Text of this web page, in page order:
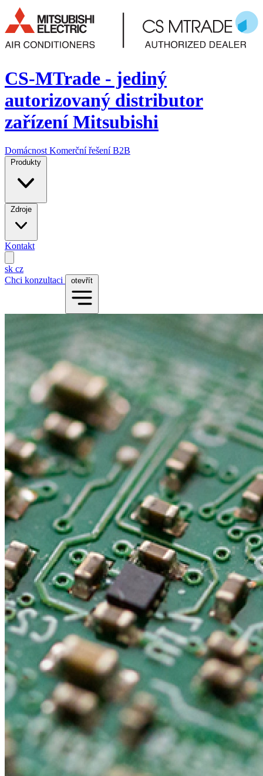
CS-MTrade - jediný
autorizovaný distributor
zařízení Mitsubishi
Domácnost Komerční řešeníB2B
Produkty
Zdroje
Kontakt
sk cz
Chci konzultaci
otevřít